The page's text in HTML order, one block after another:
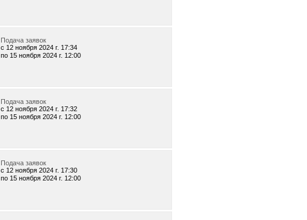
Подача заявок
c 12 ноября 2024 г. 17:34
по 15 ноября 2024 г. 12:00
Подача заявок
c 12 ноября 2024 г. 17:32
по 15 ноября 2024 г. 12:00
Подача заявок
c 12 ноября 2024 г. 17:30
по 15 ноября 2024 г. 12:00